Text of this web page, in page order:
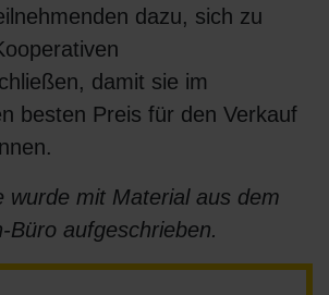
dazu, sich zu
damit sie im
besten Preis für den Verkauf
wurde mit Material aus dem
Büro aufgeschrieben.